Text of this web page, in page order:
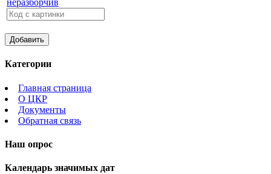
Категории
Главная страница
О ЦКР
Документы
Обратная связь
Наш опрос
Календарь значимых дат